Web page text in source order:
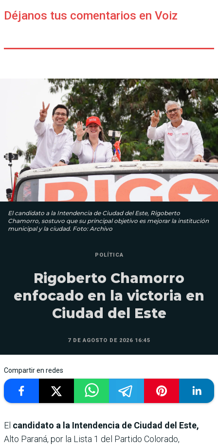
Déjanos tus comentarios en Voiz
El candidato a la Intendencia de Ciudad del Este, Rigoberto
Chamorro, sostuvo que su principal objetivo es mejorar la institución
municipal y la ciudad. Foto: Archivo
POLÍTICA
Rigoberto Chamorro
enfocado en la victoria en
Ciudad del Este
7 DE AGOSTO DE 2026 16:45
Compartir en redes
El candidato a la Intendencia de Ciudad del Este,
Alto Paraná, por la Lista 1 del Partido Colorado,